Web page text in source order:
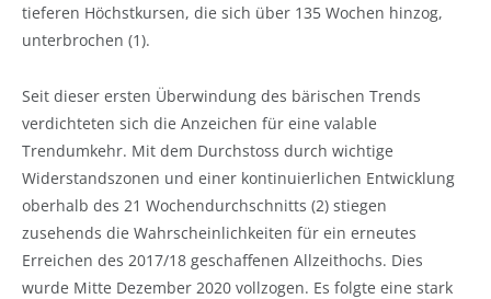
tieferen Höchstkursen, die sich über 135 Wochen hinzog,
unterbrochen (1).
Seit dieser ersten Überwindung des bärischen Trends
verdichteten sich die Anzeichen für eine valable
Trendumkehr. Mit dem Durchstoss durch wichtige
Widerstandszonen und einer kontinuierlichen Entwicklung
oberhalb des 21 Wochendurchschnitts (2) stiegen
zusehends die Wahrscheinlichkeiten für ein erneutes
Erreichen des 2017/18 geschaffenen Allzeithochs. Dies
wurde Mitte Dezember 2020 vollzogen. Es folgte eine stark